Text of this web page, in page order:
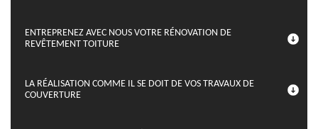
ENTREPRENEZ AVEC NOUS VOTRE RÉNOVATION DE
REVÊTEMENT TOITURE
LA RÉALISATION COMME IL SE DOIT DE VOS TRAVAUX DE
COUVERTURE